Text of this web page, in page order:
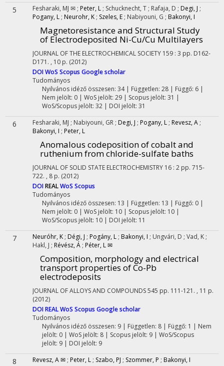
5 Fesharaki, MJ ✉ ; Peter, L ; Schucknecht, T ; Rafaja, D ; Degi, J ;
Pogany, L ; Neurohr, K ; Szeles, E ; Nabiyouni, G ; Bakonyi, I
Magnetoresistance and Structural Study
of Electrodeposited Ni-Cu/Cu Multilayers
JOURNAL OF THE ELECTROCHEMICAL SOCIETY 159 : 3 pp. D162-
D171. , 10 p. (2012)
DOIWoS Scopus Google scholar
Tudományos
Nyilvános idéző összesen: 34| Független: 28 | Függő: 6 |
Nem jelölt: 0 | WoS jelölt: 29 | Scopus jelölt: 31 |
WoS/Scopus jelölt: 32 | DOI jelölt: 31
6 Fesharaki, MJ ; Nabiyouni, GR ; Degi, J ; Pogany, L ; Revesz, A ;
Bakonyi, I ; Peter, L
Anomalous codeposition of cobalt and
ruthenium from chloride-sulfate baths
JOURNAL OF SOLID STATE ELECTROCHEMISTRY 16 : 2 pp. 715-
722. , 8 p. (2012)
DOIREALWoS Scopus
Tudományos
Nyilvános idéző összesen: 13 | Független: 13 | Függő: 0 |
Nem jelölt: 0 | WoS jelölt: 10 | Scopus jelölt: 10 |
WoS/Scopus jelölt: 10 | DOI jelölt: 11
7 Neuróhr, K ; Dégi, J ; Pogány, L ; Bakonyi, I ; Ungvári, D ; Vad, K ;
Hakl, J ; Révész, Á ; Péter, L ✉
Composition, morphology and electrical
transport properties of Co-Pb
electrodeposits
JOURNAL OF ALLOYS AND COMPOUNDS545 pp. 111-121. , 11 p.
(2012)
DOIREALWoS Scopus Google scholar
Tudományos
Nyilvános idéző összesen: 9| Független: 8 | Függő: 1 | Nem
jelölt: 0 | WoS jelölt: 8 | Scopus jelölt: 9 | WoS/Scopus
jelölt: 9 | DOI jelölt: 9
8 Revesz, A ✉ ; Peter, L ; Szabo, PJ ; Szommer, P ; Bakonyi, I